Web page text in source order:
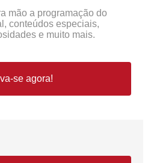
mão a programação do
conteúdos especiais,
e muito mais.
se agora!